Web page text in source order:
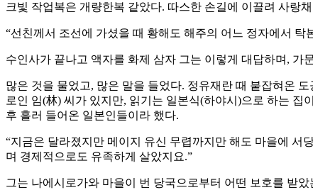
크빛 작업복은 개량한복 같았다. 따스한 손길에 이끌려 사랑
“선친께서 조선에 가셨을 때 황해도 해주의 어느 정자에서 탁
수인사가 끝나고 액자를 화제 삼자 그는 이렇게 대답하며, 가
많은 것을 물었고, 많은 말을 들었다. 정유재란 때 붙잡혀온
로인 임(林) 씨가 있지만, 읽기는 일본식(하야시)으로 하는 집
후 흘러 들어온 일본인들이라 했다.
“지금은 달라졌지만 메이지 유신 무렵까지만 해도 마을에 서
며 경제적으로도 유족하게 살았지요.”
그는 나에시로가와 마을이 번 당국으로부터 어떤 보호를 받